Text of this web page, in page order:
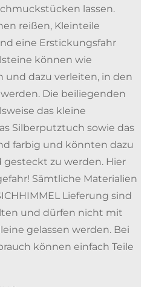
lassen.
reißen, Kleinteile
eine Erstickungsfahr
können wie
und dazu verleiten, in den
Die beiliegenden
das kleine
Silberputztuch sowie das
farbig und könnten dazu
zu werden. Hier
Sämtliche Materialien
Lieferung sind
und dürfen nicht mit
gelassen werden. Bei
können einfach Teile